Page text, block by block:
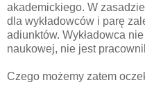
akademickiego. W
dla wykładowców i parę
adiunktów. Wykładowca
naukowej, nie jest
Czego możemy zatem